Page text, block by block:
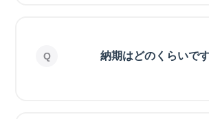
納期はどのくらいで